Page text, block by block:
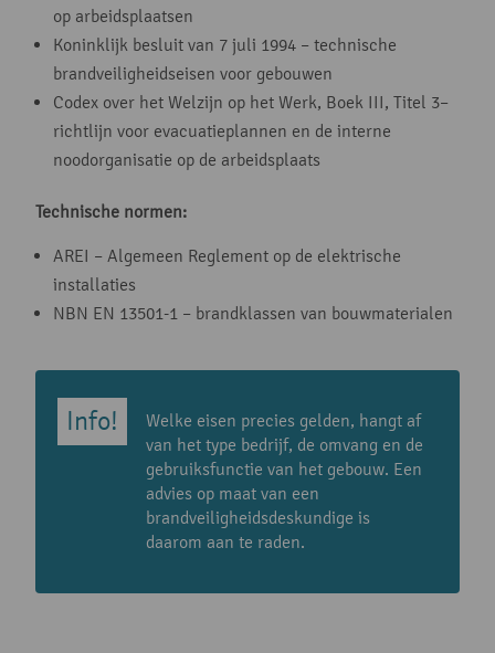
op arbeidsplaatsen
Koninklijk besluit van 7 juli 1994 – technische
brandveiligheidseisen voor gebouwen
Codex over het Welzijn op het Werk, Boek III, Titel 3–
richtlijn voor evacuatieplannen en de interne
noodorganisatie op de arbeidsplaats
Technische normen:
AREI – Algemeen Reglement op de elektrische
installaties
NBN EN 13501-1 – brandklassen van bouwmaterialen
Welke eisen precies gelden, hangt af
van het type bedrijf, de omvang en de
gebruiksfunctie van het gebouw. Een
advies op maat van een
brandveiligheidsdeskundige is
daarom aan te raden.